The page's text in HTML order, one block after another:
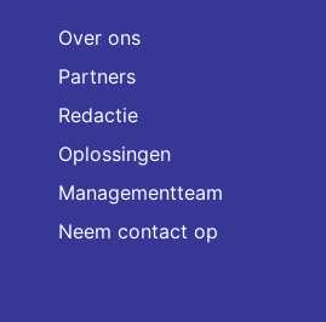
Over ons
Partners
Redactie
Oplossingen
Managementteam
Neem contact op